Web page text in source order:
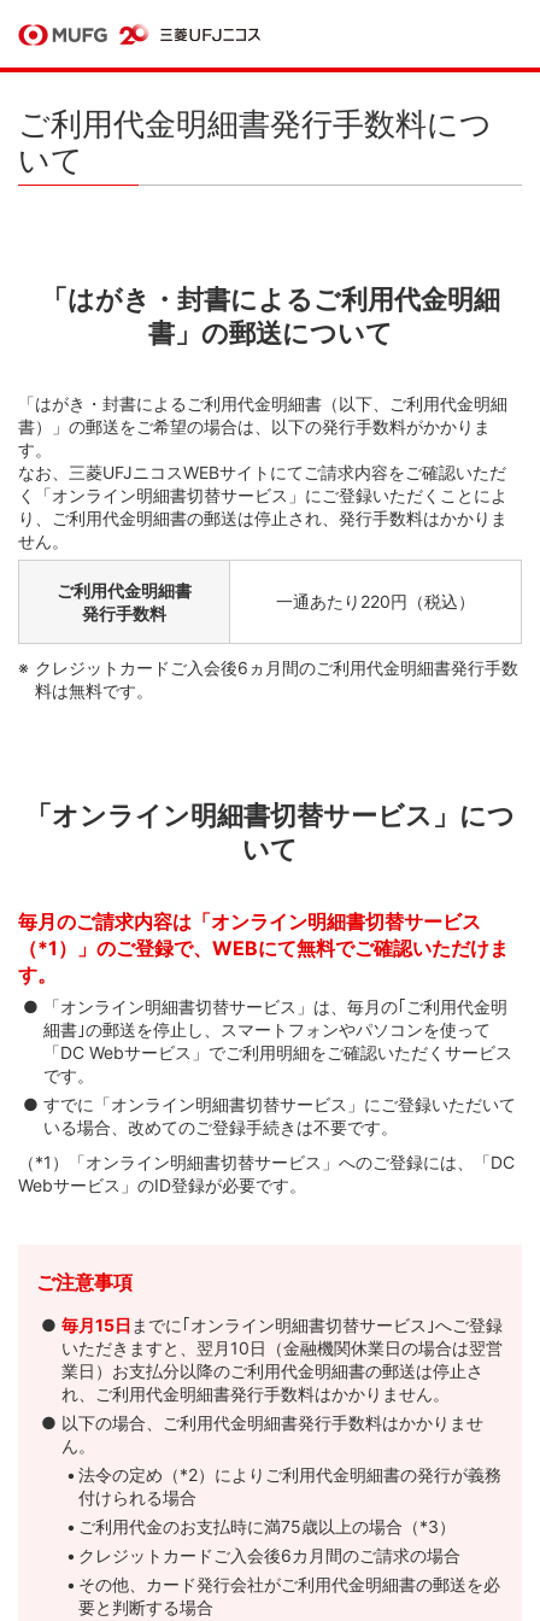
ご利用代金明細書発行手数料につ
いて
「はがき・封書によるご利用代金明細
書」の郵送について
「はがき・封書によるご利用代金明細書（以下、ご利用代金明細
書）」の郵送をご希望の場合は、以下の発行手数料がかかりま
す。
なお、三菱UFJニコスWEBサイトにてご請求内容をご確認いただ
く「オンライン明細書切替サービス」にご登録いただくことによ
り、ご利用代金明細書の郵送は停止され、発行手数料はかかりま
せん。
ご利用代金明細書
発行手数料
一通あたり220円（税込）
クレジットカードご入会後6ヵ月間のご利用代金明細書発行手数
料は無料です。
「オンライン明細書切替サービス」につ
いて
毎月のご請求内容は「オンライン明細書切替サービス
（*1）」のご登録で、WEBにて無料でご確認いただけま
す。
「オンライン明細書切替サービス」は、毎月の｢ご利用代金明
細書｣の郵送を停止し、スマートフォンやパソコンを使って
「DC Webサービス」でご利用明細をご確認いただくサービス
です。
すでに「オンライン明細書切替サービス」にご登録いただいて
いる場合、改めてのご登録手続きは不要です。
（*1）「オンライン明細書切替サービス」へのご登録には、「DC
Webサービス」のID登録が必要です。
ご注意事項
毎月15日 までに｢オンライン明細書切替サービス｣へご登録
いただきますと、翌月10日（金融機関休業日の場合は翌営
業日）お支払分以降のご利用代金明細書の郵送は停止さ
れ、ご利用代金明細書発行手数料はかかりません。
以下の場合、ご利用代金明細書発行手数料はかかりませ
ん。
法令の定め（*2）によりご利用代金明細書の発行が義務
付けられる場合
ご利用代金のお支払時に満75歳以上の場合（*3）
クレジットカードご入会後6カ月間のご請求の場合
その他、カード発行会社がご利用代金明細書の郵送を必
要と判断する場合